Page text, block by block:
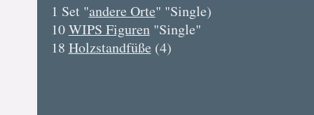
1 Set "andere Orte" "Single)
10WIPS Figuren"Single"
18 Holzstandfüße (4)